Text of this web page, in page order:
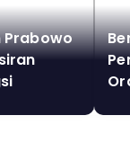
Prabowo